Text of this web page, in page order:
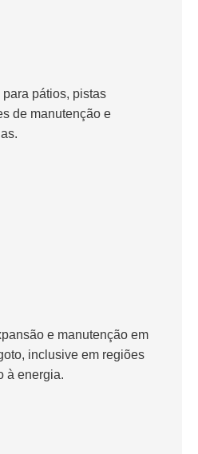
pátios, pistas
de manutenção e
e manutenção em
inclusive em regiões
à energia.